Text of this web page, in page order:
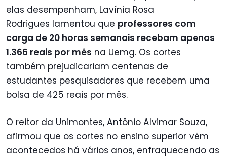
elas desempenham, Lavínia Rosa
Rodrigues lamentou que professores com
carga de 20 horas semanais recebam apenas
1.366 reais por mês na Uemg. Os cortes
também prejudicariam centenas de
estudantes pesquisadores que recebem uma
bolsa de 425 reais por mês.
O reitor da Unimontes, Antônio Alvimar Souza,
afirmou que os cortes no ensino superior vêm
acontecedos há vários anos, enfraquecendo as